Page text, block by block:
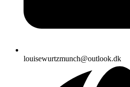
louisewurtzmunch@outlook.dk